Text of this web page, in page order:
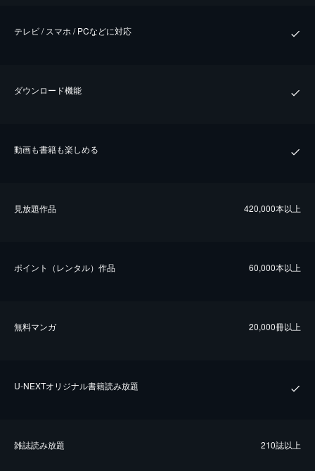
テレビ / スマホ / PCなどに対応
ダウンロード機能
動画も書籍も楽しめる
⾒放題作品 420,000本以上
ポイント（レンタル）作品 60,000本以上
無料マンガ 20,000冊以上
U-NEXTオリジナル書籍読み放題
雑誌読み放題 210誌以上